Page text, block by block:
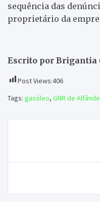
sequência das
proprietário da
Escrito por Brigantia
Post Views:406
Tags: gasóleo, GNR de
artigos